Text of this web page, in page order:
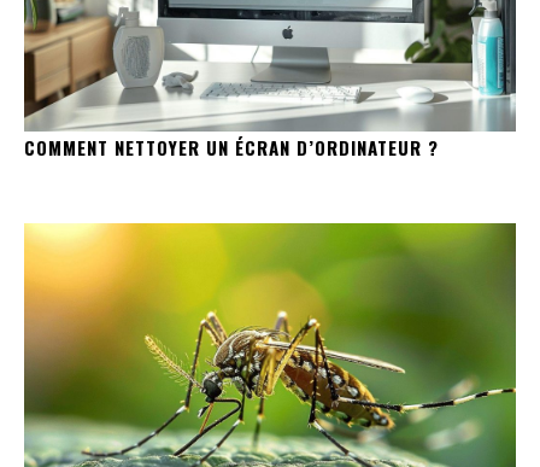
COMMENT NETTOYER UN ÉCRAN D’ORDINATEUR ?